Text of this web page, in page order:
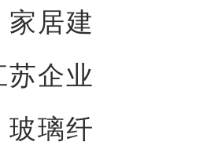
居建
企业
璃纤